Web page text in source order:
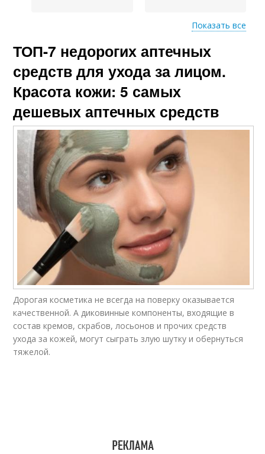
Копеечные средства Средства из аптеки
Профессиональные
Средства в состав
Средства для
отбеливания
Средства от глубоких
Глаз от морщин
Средства для
красоты
Дешевое средство Средство от прыщей
Показать все
ТОП-7 недорогих аптечных
средств для ухода за лицом.
Красота кожи: 5 самых
дешевых аптечных средств
Дорогая косметика не всегда на поверку оказывается
качественной. А диковинные компоненты, входящие в
состав кремов, скрабов, лосьонов и прочих средств
ухода за кожей, могут сыграть злую шутку и обернуться
тяжелой.